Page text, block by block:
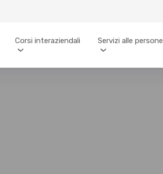
Corsi interaziendali Servizi alle persone